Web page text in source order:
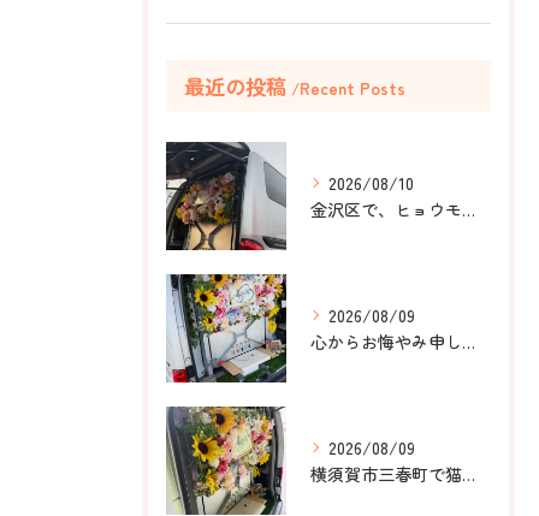
最近の投稿 Recent Posts
2026/08/10
金沢区で、ヒョウモントカゲモドキのラテちゃんのペット火葬のお...
2026/08/09
心からお悔やみ申し上げます。
2026/08/09
横須賀市三春町で猫ちゃんのペット葬儀、ペット火葬をお手伝いさ...